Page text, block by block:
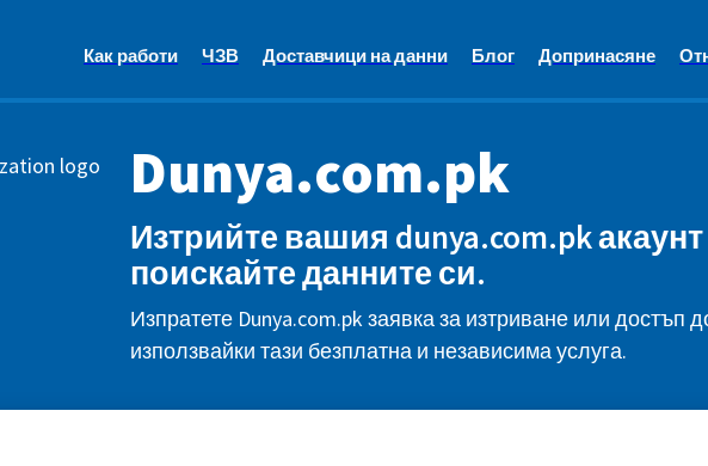
Как работи ЧЗВ Доставчици на данни Блог Допринасяне
Dunya.com.pk
Изтрийте вашия dunya.com.pk
поискайте данните си.
Изпратете Dunya.com.pk заявка за изтриване или достъп
използвайки тази безплатна и независима услуга.